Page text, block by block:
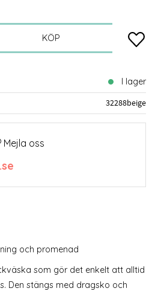
KÖP
I lager
32288beige
oss
och promenad
som gör det enkelt att alltid
Den stängs med dragsko och